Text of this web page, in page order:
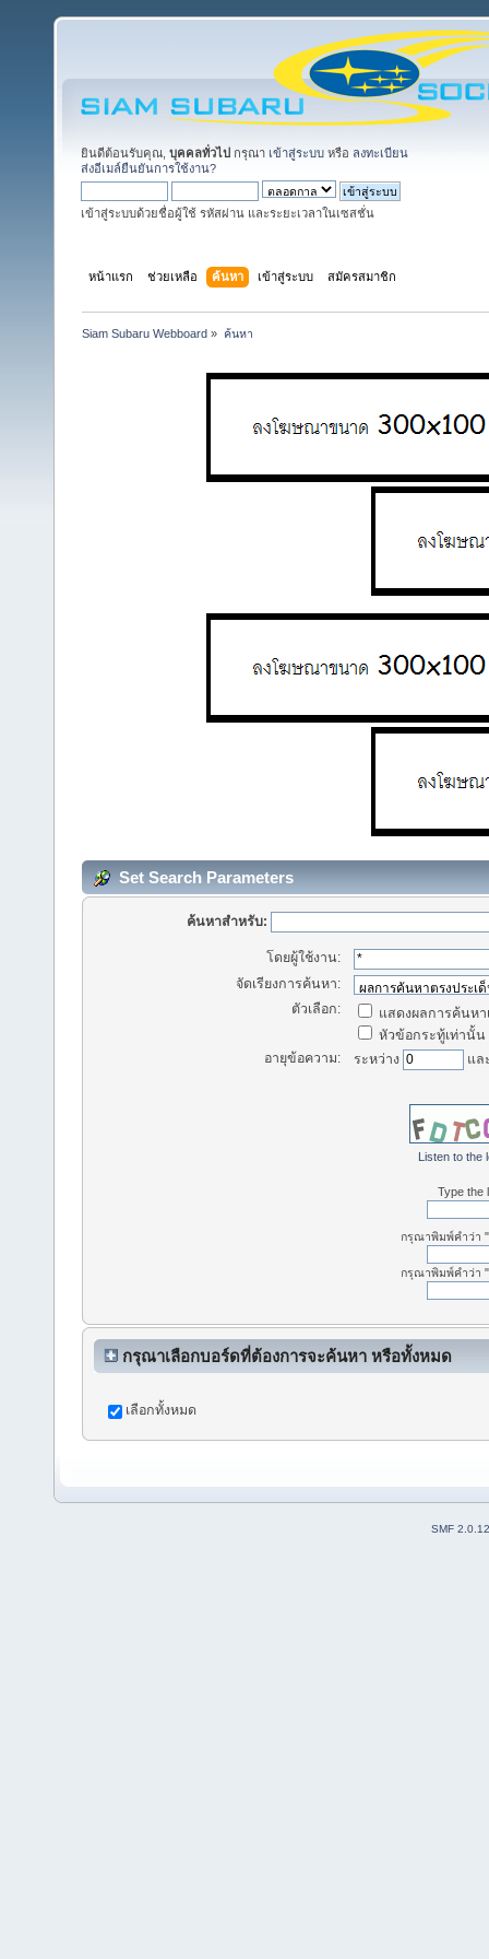
ยินดีต้อนรับคุณ, บุคคลทั่วไป กรุณา เข้าสู่ระบบ หรือ ลงทะเบียน
ส่งอีเมล์ยืนยันการใช้งาน?
เข้าสู่ระบบด้วยชื่อผู้ใช้ รหัสผ่าน และระยะเวลาในเซสชั่น
หน้าแรก ช่วยเหลือ ค้นหา เข้าสู่ระบบ สมัครสมาชิก
Siam Subaru Webboard » ค้นหา
Set Search Parameters
ค้นหาสำหรับ:
โดยผู้ใช้งาน:
จัดเรียงการค้นหา:
ตัวเลือก:
แสดงผลการค้นห
หัวข้อกระทู้เท่านั้น
อายุข้อความ:
ระหว่าง แล
Listen to the
Type the
กรุณาพิมพ์คำว่า "
กรุณาพิมพ์คำว่า "
กรุณาเลือกบอร์ดที่ต้องการจะค้นหา หรือทั้งหมด
เลือกทั้งหมด
SMF 2.0.12